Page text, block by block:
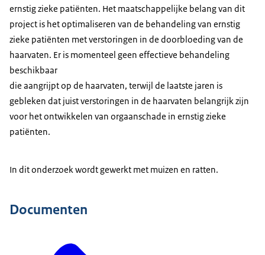
ernstig zieke patiënten. Het maatschappelijke belang van dit
project is het optimaliseren van de behandeling van ernstig
zieke patiënten met verstoringen in de doorbloeding van de
haarvaten. Er is momenteel geen effectieve behandeling
beschikbaar
die aangrijpt op de haarvaten, terwijl de laatste jaren is
gebleken dat juist verstoringen in de haarvaten belangrijk zijn
voor het ontwikkelen van orgaanschade in ernstig zieke
patiënten.
In dit onderzoek wordt gewerkt met muizen en ratten.
Documenten